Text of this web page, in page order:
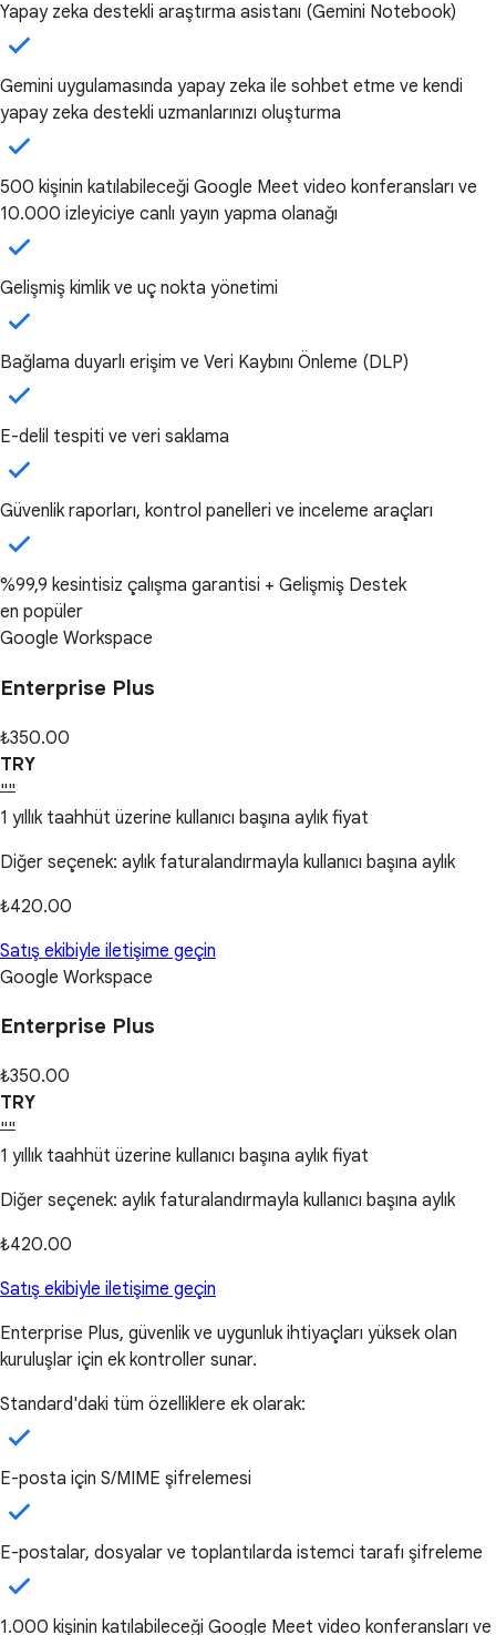
Yapay zeka destekli araştırma asistanı (Gemini Notebook)
Gemini uygulamasında yapay zeka ile sohbet etme ve kendi
yapay zeka destekli uzmanlarınızı oluşturma
500 kişinin katılabileceği Google Meet video konferansları ve
10.000 izleyiciye canlı yayın yapma olanağı
Gelişmiş kimlik ve uç nokta yönetimi
Bağlama duyarlı erişim ve Veri Kaybını Önleme (DLP)
E-delil tespiti ve veri saklama
Güvenlik raporları, kontrol panelleri ve inceleme araçları
%99,9 kesintisiz çalışma garantisi + Gelişmiş Destek
en popüler
Google Workspace
Enterprise Plus
₺350.00
TRY
""
1 yıllık taahhüt üzerine kullanıcı başına aylık fiyat
Diğer seçenek: aylık faturalandırmayla kullanıcı başına aylık
₺420.00
Satış ekibiyle iletişime geçin
Google Workspace
Enterprise Plus
₺350.00
TRY
""
1 yıllık taahhüt üzerine kullanıcı başına aylık fiyat
Diğer seçenek: aylık faturalandırmayla kullanıcı başına aylık
₺420.00
Satış ekibiyle iletişime geçin
Enterprise Plus, güvenlik ve uygunluk ihtiyaçları yüksek olan
kuruluşlar için ek kontroller sunar.
Standard'daki tüm özelliklere ek olarak:
E-posta için S/MIME şifrelemesi
E-postalar, dosyalar ve toplantılarda istemci tarafı şifreleme
1.000 kişinin katılabileceği Google Meet video konferansları ve